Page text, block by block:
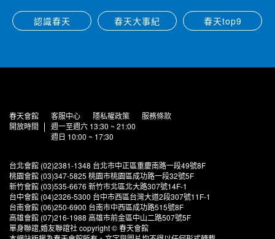
認識春天 春天大事紀 春天top9
春天會館 客服中心 隱私權政策
服務條款
開放時間
週一至週六 13:30 ~ 21:00
週日 10:00 ~ 17:30
台北會館 (02)2381-1348 台北市中正區重慶南路一段49號8F
桃園會館 (03)347-5825 桃園市桃園區成功路一段32號5F
新竹會館 (03)535-6676 新竹市北區北大路307號14F-1
台中會館 (04)2326-5300 台中市西區台灣大道2段307號11F-1
台南會館 (06)250-6900 台南市中西區成功路515號8F
高雄會館 (07)216-1988 高雄市前金區中山二路507號5F
單身聯誼,婚友聯誼社 copyright © 春天會館